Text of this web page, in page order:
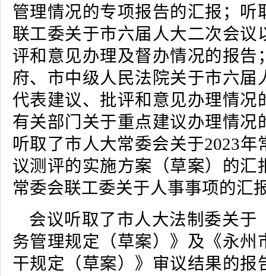
管理情况的专项报告的汇报；听
联工委关于市六届人大二次会议
评和意见办理及督办情况的报告
府、市中级人民法院关于市六届
代表建议、批评和意见办理情况
有关部门关于重点建议办理情况
听取了市人大常委会关于2023年
议测评的实施方案（草案）的汇
常委会联工委关于人事事项的汇
会议听取了市人大法制委关于
务管理规定（草案）》及《永州
干规定（草案）》审议结果的报